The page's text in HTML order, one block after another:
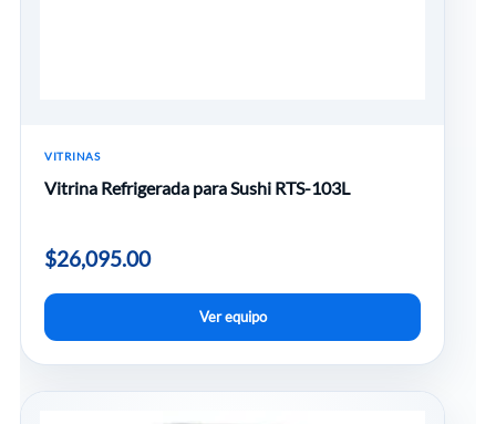
VITRINAS
Vitrina Refrigerada para Sushi RTS-103L
$26,095.00
Ver equipo